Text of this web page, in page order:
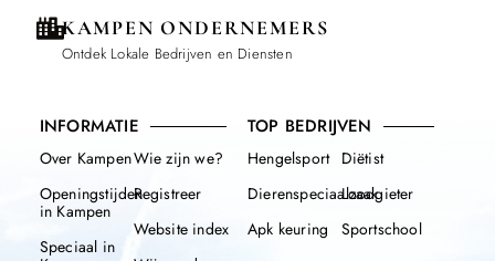
KAMPEN ONDERNEMERS
Ontdek Lokale Bedrijven en Diensten
INFORMATIE
Over Kampen
Openingstijden
in Kampen
Speciaal in
Wie zijn we?
Registreer
Website index
TOP BEDRIJVEN
Hengelsport
Dierenspeciaalzaak
Apk keuring
Diëtist
Loodgieter
Sportschool